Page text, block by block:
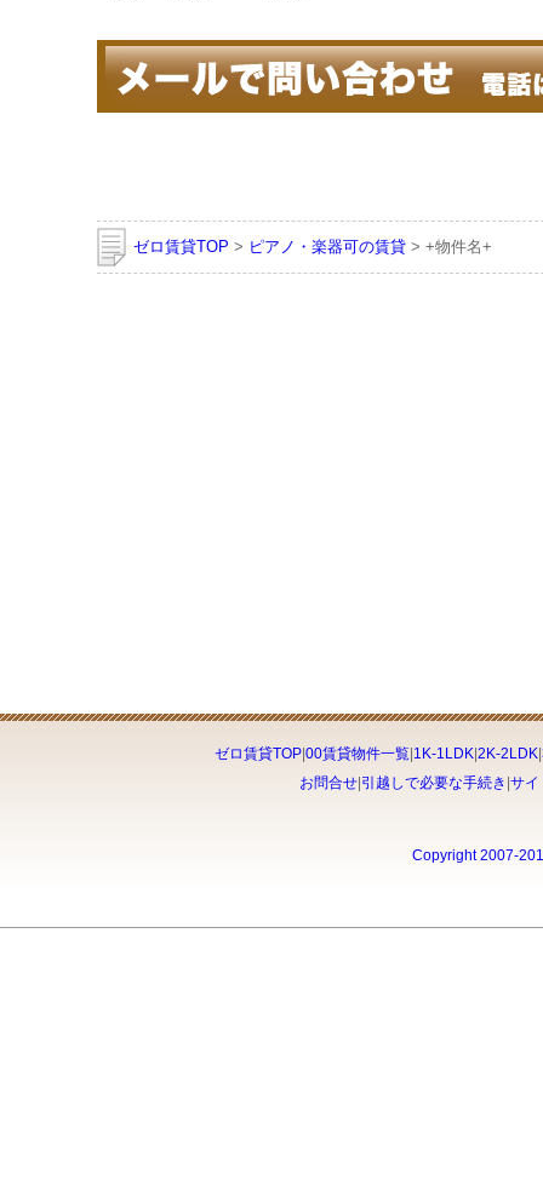
ゼロ賃貸TOP > ピアノ・楽器可の賃貸 > +物件名+
ゼロ賃貸TOP| 00賃貸物件一覧| 1K-1LDK| 2K-2LDK|
お問合せ 引越しで必要な手続き サイ
Copyright 2007-